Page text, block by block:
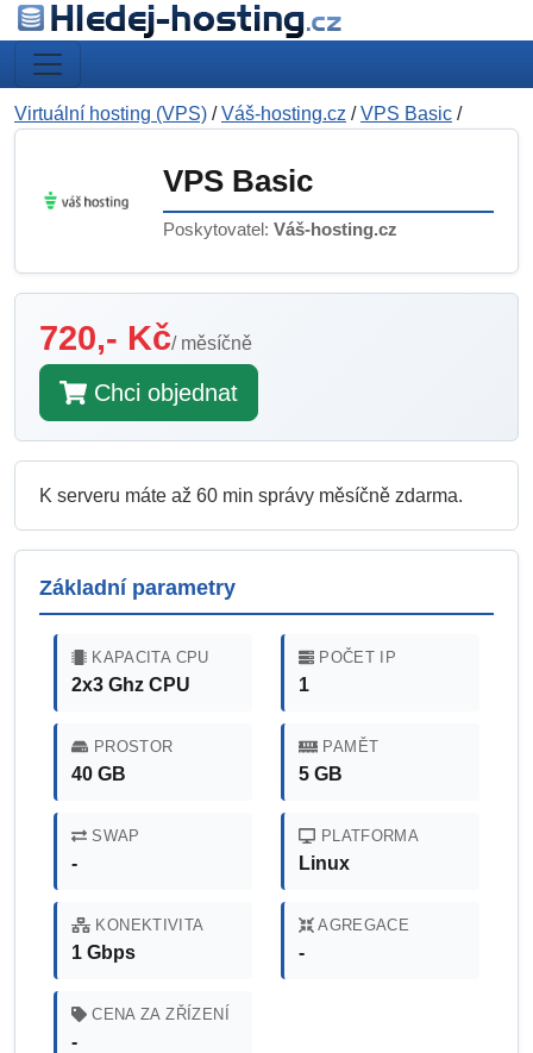
Virtuální hosting (VPS) /Váš-hosting.cz /VPS Basic /
VPS Basic
Poskytovatel: Váš-hosting.cz
720,- Kč/ měsíčně
Chci objednat
K serveru máte až 60 min správy měsíčně zdarma.
Základní parametry
KAPACITA CPU
2x3 Ghz CPU
POČET IP
1
PROSTOR
40 GB
PAMĚT
5 GB
SWAP
-
PLATFORMA
Linux
KONEKTIVITA
1 Gbps
AGREGACE
-
CENA ZA ZŘÍZENÍ
-